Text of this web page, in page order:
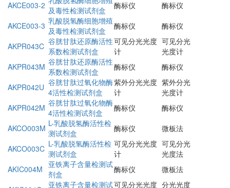
AKCE003-2 及毒性检测试剂盒
酶标仪
酶标仪
AKCE003-3 乳酸脱氢酶细胞增殖
及毒性检测试剂盒
酶标仪
酶标仪
AKPR043C 谷胱甘肽还原酶活性
系数检测试剂盒
可见分光光度
计
可见分光
光度计
AKPR043M 谷胱甘肽还原酶活性
系数检测试剂盒
酶标仪
酶标仪
AKPR042U 谷胱甘肽过氧化物酶
4活性检测试剂盒
紫外分光光度
计
紫外分光
光度计
AKPR042M 谷胱甘肽过氧化物酶
4活性检测试剂盒
酶标仪
酶标仪
AKCO003M L-乳酸脱氢酶活性检
测试剂盒
酶标仪
微板法
AKCO003C L-乳酸脱氢酶活性检
测试剂盒
可见分光光度
计
可见分光
光度法
AKIC004M
亚铁离子含量检测试
剂盒
酶标仪
微板法
亚铁离子含量检测试可见分光光度 分光光度